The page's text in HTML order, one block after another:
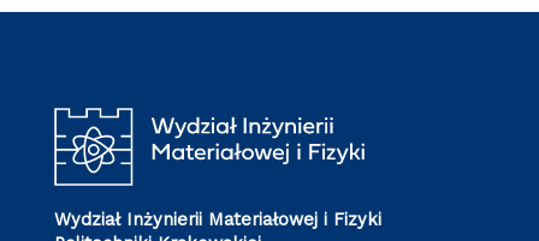
Wydział Inżynierii Materiałowej i Fizyki